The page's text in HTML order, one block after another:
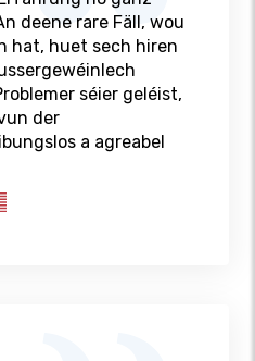
deene rare Fäll, wou
hat, huet sech hiren
séier geléist,
der
a agreabel